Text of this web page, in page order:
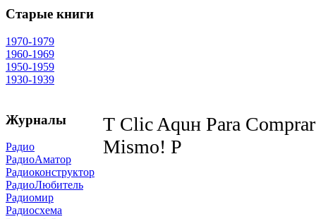
Старые книги
1970-1979
1960-1969
1950-1959
1930-1939
Журналы
Радио
РадиоАматор
Радиоконструктор
РадиоЛюбитель
Радиомир
Радиосхема
Т Clic Aquн Para
Mismo! Р